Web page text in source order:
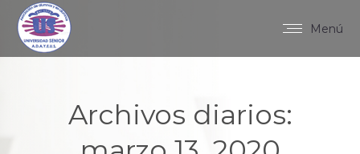
Menú
Archivos diarios: